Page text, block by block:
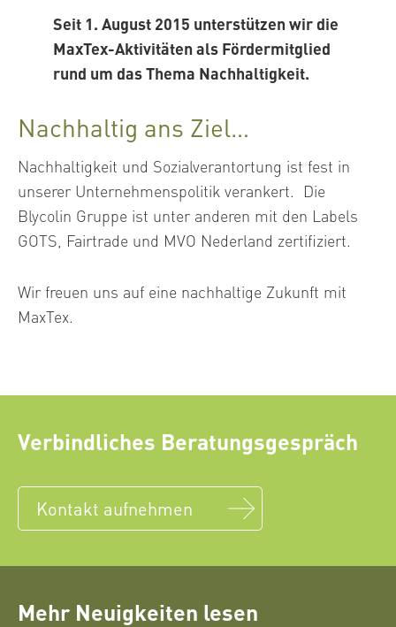
Seit 1. August 2015 unterstützen wir die
MaxTex-Aktivitäten als Fördermitglied
rund um das Thema Nachhaltigkeit.
Nachhaltig ans Ziel…
Nachhaltigkeit und Sozialverantortung ist fest in
unserer Unternehmenspolitik verankert. Die
Blycolin Gruppe ist unter anderen mit den Labels
GOTS, Fairtrade und MVO Nederland zertifiziert.
Wir freuen uns auf eine nachhaltige Zukunft mit
MaxTex.
Verbindliches Beratungsgespräch
Kontakt aufnehmen
Mehr Neuigkeiten lesen